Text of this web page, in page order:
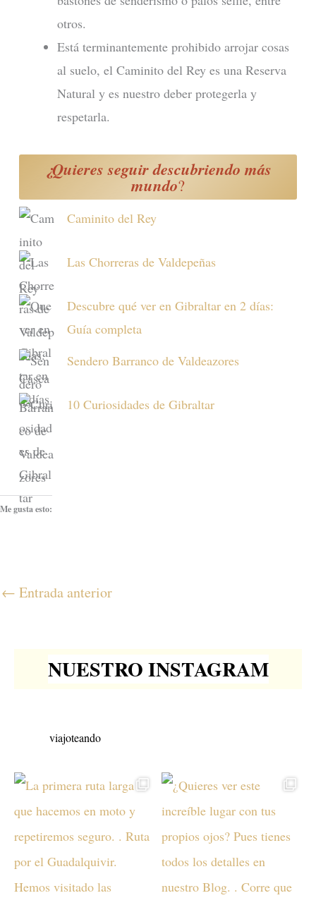
otros.
Está terminantemente prohibido arrojar cosas
al suelo, el Caminito del Rey es una Reserva
Natural y es nuestro deber protegerla y
respetarla.
¿Quieres seguir descubriendo más
mundo?
Caminito del Rey
Las Chorreras de Valdepeñas
Descubre qué ver en Gibraltar en 2 días:
Guía completa
Sendero Barranco de Valdeazores
10 Curiosidades de Gibraltar
Me gusta esto:
← Entrada anterior
NUESTRO INSTAGRAM
viajoteando